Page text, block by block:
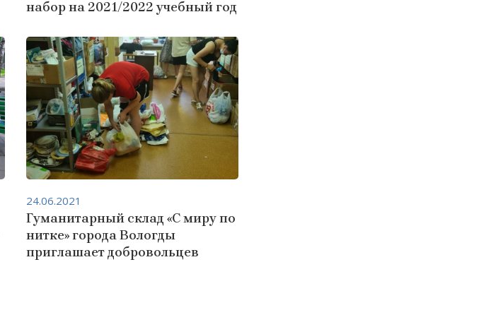
набор на 2021/2022 учебный год
Гуманитарный склад «С миру по
нитке» города Вологды
приглашает добровольцев
24.06.2021